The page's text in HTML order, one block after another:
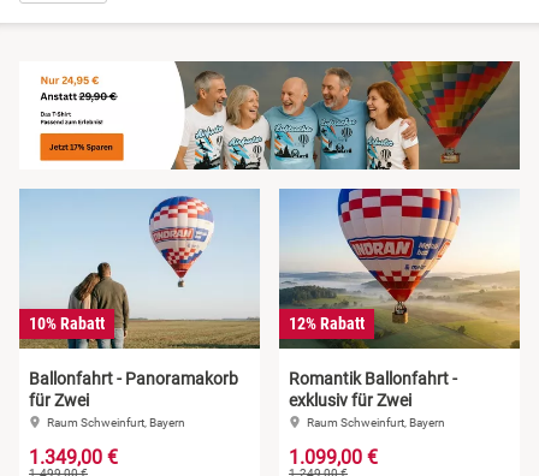
10% Rabatt
Ballonfahrt - Panoramakorb
für Zwei
Raum Schweinfurt, Bayern
1.349,00 €
1.499,00 €
12% Rabatt
Romantik Ballonfahrt -
exklusiv für Zwei
Raum Schweinfurt, Bayern
1.099,00 €
1.249,00 €
NRW
Sachsen
Schleswig-Holstein
Mecklenburgische Seenplatte
Ostfriesland
Österreich